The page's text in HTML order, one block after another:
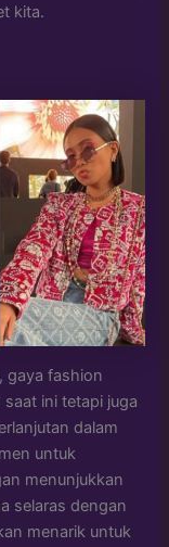
kita.
gaya fashion
ini tetapi juga
dalam
untuk
menunjukkan
selaras dengan
menarik untuk